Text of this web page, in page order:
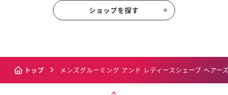
ショップを探す
トップ メンズグルーミング アンド レディースシェーブ ヘアー